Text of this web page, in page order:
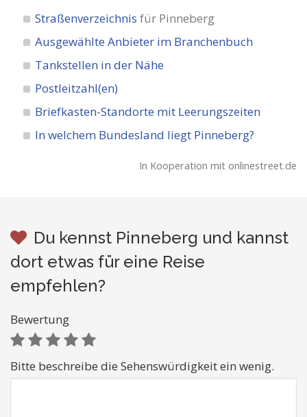
Straßenverzeichnis für Pinneberg
Ausgewählte Anbieter im Branchenbuch
Tankstellen in der Nähe
Postleitzahl(en)
Briefkasten-Standorte mit Leerungszeiten
In welchem Bundesland liegt Pinneberg?
In Kooperation mit onlinestreet.de
Du kennst Pinneberg und kannst
dort etwas für eine Reise
empfehlen?
Bewertung
Bitte beschreibe die Sehenswürdigkeit ein wenig.